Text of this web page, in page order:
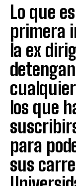
Lo que
primera
la ex
los que
para
sus